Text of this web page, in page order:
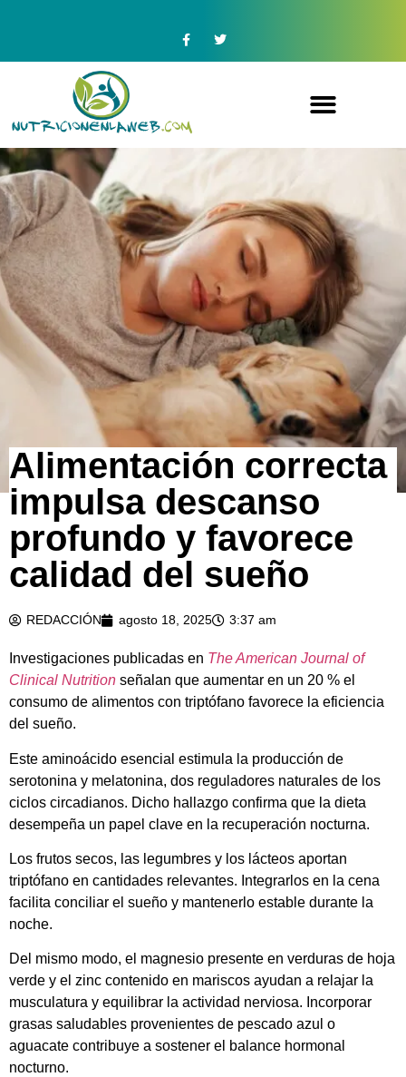
Alimentación correcta
impulsa descanso
profundo y favorece
calidad del sueño
REDACCIÓN agosto 18, 2025 3:37 am
Investigaciones publicadas en The American Journal of
Clinical Nutrition señalan que aumentar en un 20 % el
consumo de alimentos con triptófano favorece la eficiencia
del sueño.
Este aminoácido esencial estimula la producción de
serotonina y melatonina, dos reguladores naturales de los
ciclos circadianos. Dicho hallazgo confirma que la dieta
desempeña un papel clave en la recuperación nocturna.
Los frutos secos, las legumbres y los lácteos aportan
triptófano en cantidades relevantes. Integrarlos en la cena
facilita conciliar el sueño y mantenerlo estable durante la
noche.
Del mismo modo, el magnesio presente en verduras de hoja
verde y el zinc contenido en mariscos ayudan a relajar la
musculatura y equilibrar la actividad nerviosa. Incorporar
grasas saludables provenientes de pescado azul o
aguacate contribuye a sostener el balance hormonal
nocturno.